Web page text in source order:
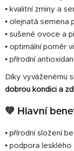
• kvalitní zrniny a
• olejnatá semena
• sušené ovoce a
• optimální poměr
• přírodní
Díky vyváženému
dobrou kondici a
💚 Hlavní
• přírodní složení
• podpora lesklého